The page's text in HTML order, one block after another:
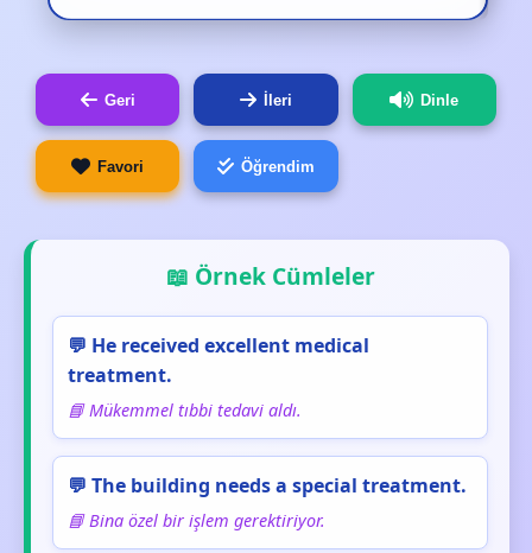
Geri İleri Dinle
Favori Öğrendim
📖 Örnek Cümleler
💬 He received excellent medical
treatment.
📘 Mükemmel tıbbi tedavi aldı.
💬 The building needs a special treatment.
📘 Bina özel bir işlem gerektiriyor.